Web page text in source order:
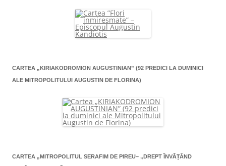
CARTEA „KIRIAKODROMION AUGUSTINIAN” (92 PREDICI LA DUMINICI
ALE MITROPOLITULUI AUGUSTIN DE FLORINA)
CARTEA „MITROPOLITUL SERAFIM DE PIREU– „DREPT ÎNVĂŢÂND